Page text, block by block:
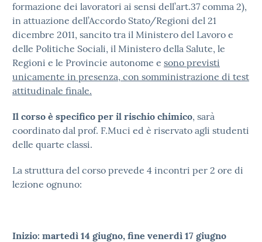
formazione dei lavoratori ai sensi dell’art.37 comma 2),
in attuazione dell’Accordo Stato/Regioni del 21
dicembre 2011, sancito tra il Ministero del Lavoro e
delle Politiche Sociali, il Ministero della Salute, le
Regioni e le Provincie autonome e sono previsti
unicamente in presenza, con somministrazione di test
attitudinale finale.
Il corso è specifico per il rischio chimico, sarà
coordinato dal prof. F.Muci ed è riservato agli studenti
delle quarte classi.
La struttura del corso prevede 4 incontri per 2 ore di
lezione ognuno:
Inizio: martedì 14 giugno, fine venerdì 17 giugno